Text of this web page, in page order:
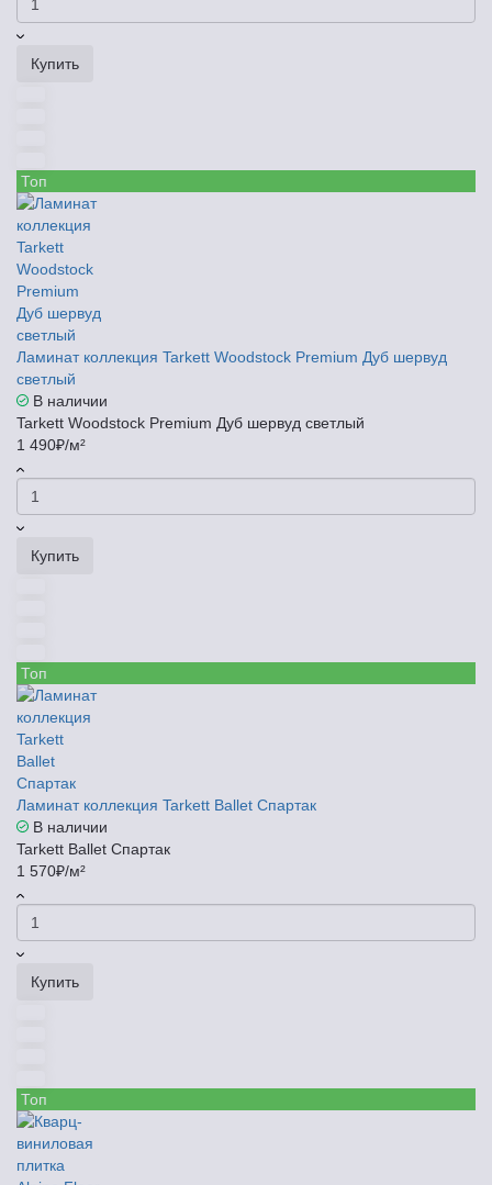
Купить
Топ
Ламинат коллекция Tarkett Woodstock Premium Дуб шервуд
светлый
В наличии
Tarkett Woodstock Premium Дуб шервуд светлый
1 490₽/м²
Купить
Топ
Ламинат коллекция Tarkett Ballet Спартак
В наличии
Tarkett Ballet Спартак
1 570₽/м²
Купить
Топ